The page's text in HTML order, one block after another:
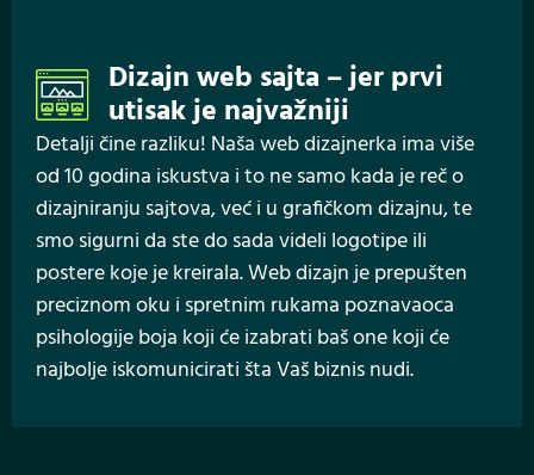
Dizajn web sajta – jer prvi
utisak je najvažniji
Detalji čine razliku! Naša web dizajnerka ima više
od 10 godina iskustva i to ne samo kada je reč o
dizajniranju sajtova, već i u grafičkom dizajnu, te
smo sigurni da ste do sada videli logotipe ili
postere koje je kreirala. Web dizajn je prepušten
preciznom oku i spretnim rukama poznavaoca
psihologije boja koji će izabrati baš one koji će
najbolje iskomunicirati šta Vaš biznis nudi.